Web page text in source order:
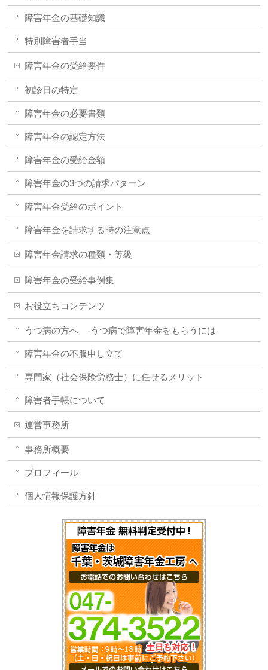
障害年金の基礎知識
特別障害者手当
障害年金の受給要件
初診日の特定
障害年金の必要書類
障害年金の認定方法
障害年金の受給金額
障害年金の3つの請求パターン
障害年金受給のポイント
障害年金を請求する時の注意点
障害年金請求の種類・等級
障害年金の受給事例集
お役立ちコンテンツ
うつ病の方へ -うつ病で障害年金をもらうには-
障害年金の不服申し立て
専門家（社会保険労務士）に任せるメリット
障害者手帳について
運営事務所
事務所概要
プロフィール
個人情報保護方針